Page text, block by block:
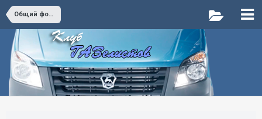
Общий форум